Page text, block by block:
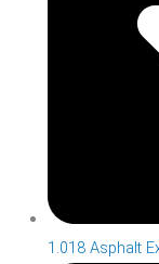
1.018 Asphalt